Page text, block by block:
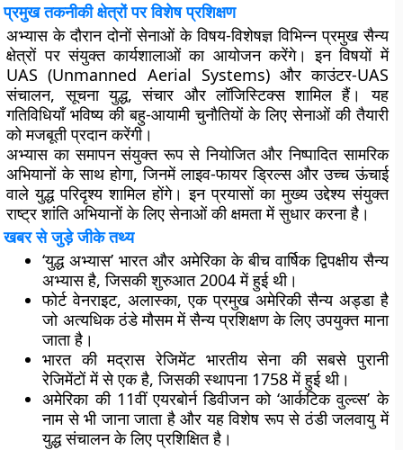
प्रमुख तकनीकी क्षेत्रों पर विशेष प्रशिक्षण
अभ्यास के दौरान दोनों सेनाओं के विषय-विशेषज्ञ विभिन्न प्रमुख सैन्य
क्षेत्रों पर संयुक्त कार्यशालाओं का आयोजन करेंगे। इन विषयों में
UAS (Unmanned Aerial Systems) और काउंटर-UAS
संचालन, सूचना युद्ध, संचार और लॉजिस्टिक्स शामिल हैं। यह
गतिविधियाँ भविष्य की बहु-आयामी चुनौतियों के लिए सेनाओं की तैयारी
को मजबूती प्रदान करेंगी।
अभ्यास का समापन संयुक्त रूप से नियोजित और निष्पादित सामरिक
अभियानों के साथ होगा, जिनमें लाइव-फायर ड्रिल्स और उच्च ऊंचाई
वाले युद्ध परिदृश्य शामिल होंगे। इन प्रयासों का मुख्य उद्देश्य संयुक्त
राष्ट्र शांति अभियानों के लिए सेनाओं की क्षमता में सुधार करना है।
खबर से जुड़े जीके तथ्य
‘युद्ध अभ्यास’ भारत और अमेरिका के बीच वार्षिक द्विपक्षीय सैन्य
अभ्यास है, जिसकी शुरुआत 2004 में हुई थी।
फोर्ट वेनराइट, अलास्का, एक प्रमुख अमेरिकी सैन्य अड्डा है
जो अत्यधिक ठंडे मौसम में सैन्य प्रशिक्षण के लिए उपयुक्त माना
जाता है।
भारत की मद्रास रेजिमेंट भारतीय सेना की सबसे पुरानी
रेजिमेंटों में से एक है, जिसकी स्थापना 1758 में हुई थी।
अमेरिका की 11वीं एयरबोर्न डिवीजन को ‘आर्कटिक वुल्व्स’ के
नाम से भी जाना जाता है और यह विशेष रूप से ठंडी जलवायु में
युद्ध संचालन के लिए प्रशिक्षित है।